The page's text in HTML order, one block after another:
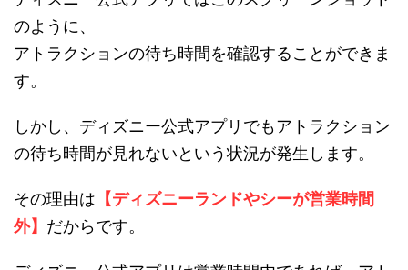
のように、
アトラクションの待ち時間を確認することができま
す。
しかし、ディズニー公式アプリでもアトラクション
の待ち時間が見れないという状況が発生します。
その理由は 【ディズニーランドやシーが営業時間
外】 だからです。